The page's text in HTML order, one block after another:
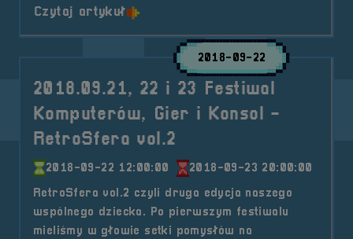
Czytaj artykuło tytule 2018.11.10-11 Mobilna
2018-09-22
2018.09.21, 22 i 23 Festiwal
Komputerów, Gier i Konsol -
RetroSfera vol.2
2018-09-22 12:00:00
2018-09-23 20:00:00
RetroSfera vol.2 czyli druga edycja naszego
wspólnego dziecka. Po pierwszym festiwalu
mieliśmy w głowie setki pomysłów na